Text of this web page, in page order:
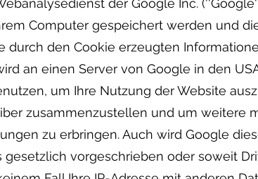
der Google Inc.
Computer gespeichert werden und
durch den Cookie erzeugten
an einen Server von Google in den
um Ihre Nutzung der Website
zusammenzustellen und um weitere
zu erbringen. Auch wird Google
vorgeschrieben oder soweit